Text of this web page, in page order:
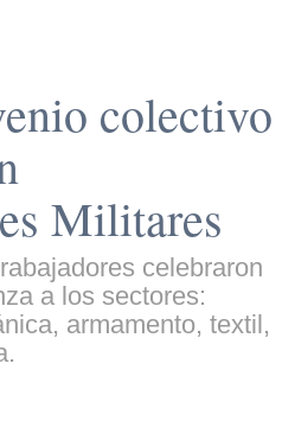
colectivo
Militares
celebraron
a los sectores:
armamento, textil,